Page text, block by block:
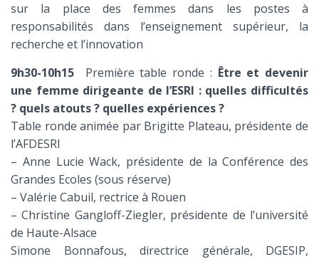
sur la place des femmes dans les postes à
responsabilités dans l’enseignement supérieur, la
recherche et l’innovation
9h30-10h15 Première table ronde : Être et devenir
une femme dirigeante de l’ESRI : quelles difficultés
? quels atouts ? quelles expériences ?
Table ronde animée par Brigitte Plateau, présidente de
l’AFDESRI
– Anne Lucie Wack, présidente de la Conférence des
Grandes Ecoles (sous réserve)
– Valérie Cabuil, rectrice à Rouen
– Christine Gangloff-Ziegler, présidente de l’université
de Haute-Alsace
Simone Bonnafous, directrice générale, DGESIP,